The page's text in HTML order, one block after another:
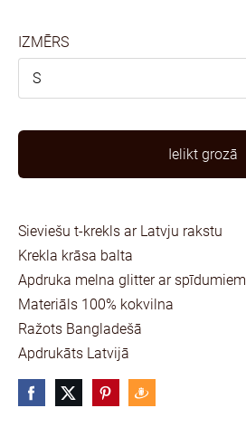
IZMĒRS
Ielikt grozā
Sieviešu t-krekls ar Latvju rakstu
Krekla krāsa balta
Apdruka melna glitter ar spīdumiem
Materiāls 100% kokvilna
Ražots Bangladešā
Apdrukāts Latvijā